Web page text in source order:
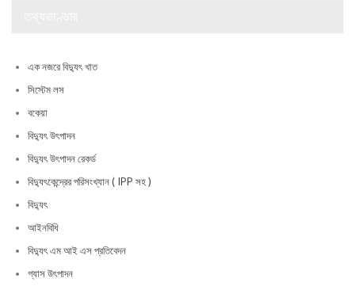
এক নজরে বিদ্যুৎ খাত
সিস্টেম লস
বকেয়া
বিদ্যুৎ উৎপাদন
বিদ্যুৎ উৎপাদন রেকর্ড
বিদ্যুৎকেন্দ্রের পরিসংখ্যান ( IPP সহ )
বিদ্যুৎ
আইনবিধি
বিদ্যুৎ এম আই এস প্রতিবেদন
গ্যাস উৎপাদন